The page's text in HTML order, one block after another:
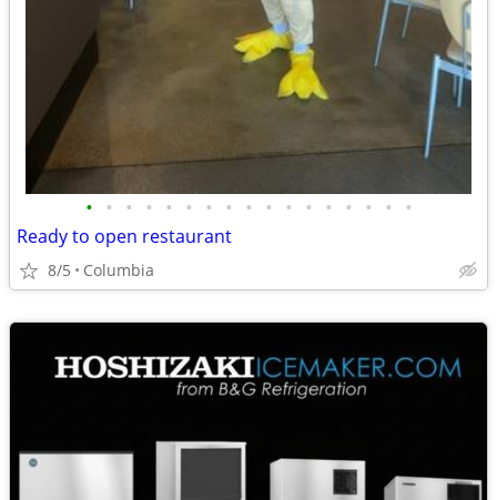
• • • • • • • • • • • • • • • • •
Ready to open restaurant
8/5 Columbia